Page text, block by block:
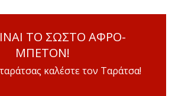
TO ΣΩΣΤΟ ΑΦΡΟ-
ΜΠΕΤΟΝ!
καλέστε τον Ταράτσα!